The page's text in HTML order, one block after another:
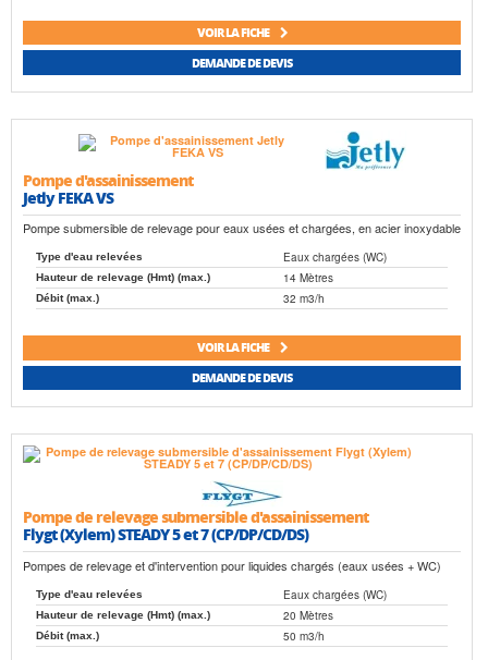
VOIR LA FICHE
DEMANDE DE DEVIS
Pompe d'assainissement
Jetly FEKA VS
Pompe submersible de relevage pour eaux usées et chargées, en acier inoxydable
Type d'eau relevées Eaux chargées (WC)
Hauteur de relevage (Hmt) (max.) 14 Mètres
Débit (max.) 32 m3/h
VOIR LA FICHE
DEMANDE DE DEVIS
Pompe de relevage submersible d'assainissement
Flygt (Xylem) STEADY 5 et 7 (CP/DP/CD/DS)
Pompes de relevage et d'intervention pour liquides chargés (eaux usées + WC)
Type d'eau relevées Eaux chargées (WC)
Hauteur de relevage (Hmt) (max.) 20 Mètres
Débit (max.) 50 m3/h